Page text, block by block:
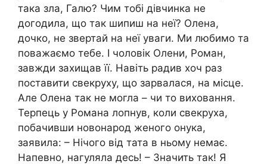
така зла, Галю? Чим тобі дівчинка не
догодила, що так шипиш на неї? Олена,
дочко, не звертай на неї уваги. Ми любимо та
поважаємо тебе. І чоловік Олени, Роман,
завжди захищав її. Навіть радив хоч раз
поставити свекруху, що зарвалася, на місце.
Але Олена так не могла – чи то виховання.
Терпець у Романа лопнув, коли свекруха,
побачивши новонарод женого онука,
заявила: – Нічого від тата в ньому немає.
Напевно, нагуляла десь! – Значить так! Я